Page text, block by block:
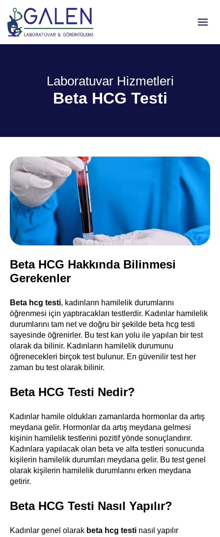
Laboratuvar Hizmetleri
Beta HCG Testi
Beta HCG Hakkında Bilinmesi
Gerekenler
Beta hcg testi, kadınların hamilelik durumlarını
öğrenmesi için yaptıracakları testlerdir. Kadınlar hamilelik
durumlarını tam net ve doğru bir şekilde beta hcg testi
sayesinde öğrenirler. Bu test kan yolu ile yapılan bir test
olarak da bilinir. Kadınların hamilelik durumunu
öğrenecekleri birçok test bulunur. En güvenilir test her
zaman bu test olarak bilinir.
Beta HCG Testi Nedir?
Kadınlar hamile oldukları zamanlarda hormonlar da artış
meydana gelir. Hormonlar da artış meydana gelmesi
kişinin hamilelik testlerini pozitif yönde sonuçlandırır.
Kadınlara yapılacak olan beta ve alfa testleri sonucunda
kişilerin hamilelik durumları meydana gelir. Bu test genel
olarak kişilerin hamilelik durumlarını erken meydana
getirir.
Beta HCG Testi Nasıl Yapılır?
Kadınlar genel olarak beta hcg testi nasıl yapılır